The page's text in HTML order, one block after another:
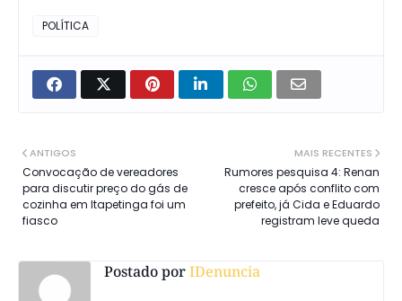
POLÍTICA
MAIS RECENTES
Rumores pesquisa 4: Renan
cresce após conflito com
prefeito, já Cida e Eduardo
registram leve queda
ANTIGOS
Convocação de vereadores
para discutir preço do gás de
cozinha em Itapetinga foi um
fiasco
Postado porIDenuncia